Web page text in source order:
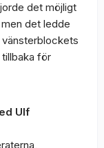
det möjligt
det ledde
för
Ulf